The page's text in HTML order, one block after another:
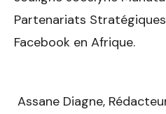
Partenariats
Facebook en Afrique.
Assane Diagne,